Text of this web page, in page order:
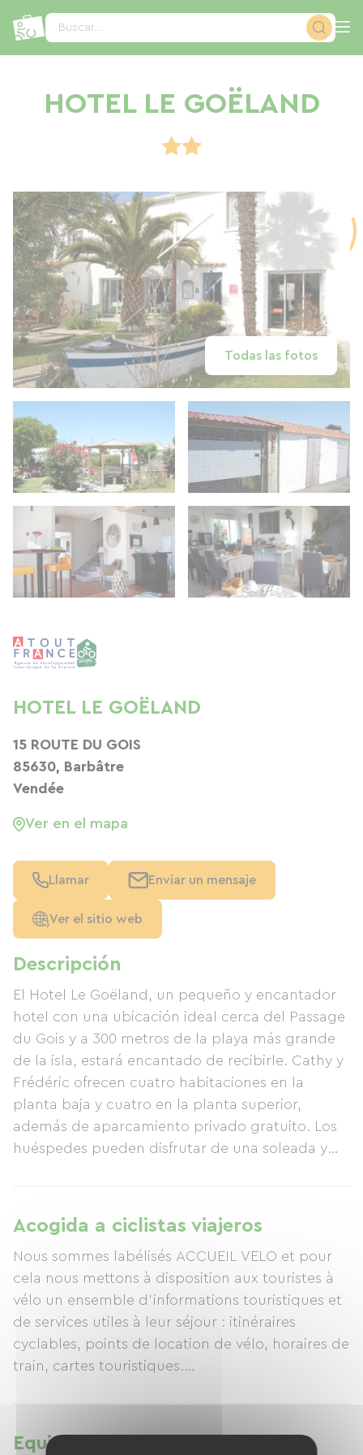
Buscar...
HOTEL LE GOËLAND
Todas las fotos
Descripción
El Hotel Le Goëland, un pequeño y encantador
hotel con una ubicación ideal cerca del Passage
du Gois y a 300 metros de la playa más grande
de la isla, estará encantado de recibirle. Cathy y
Frédéric ofrecen cuatro habitaciones en la
planta baja y cuatro en la planta superior,
además de aparcamiento privado gratuito. Los
huéspedes pueden disfrutar de una soleada y
hay conexión Wi-Fi gratuita. ¿Busca relajarse y
explorar? Le esperamos.
Acogida a ciclistas viajeros
Nous sommes labélisés ACCUEIL VELO et pour
cela nous mettons à disposition aux touristes à
vélo un ensemble d'informations touristiques et
de services utiles à leur séjour : itinéraires
cyclables, points de location de vélo, horaires de
train, cartes touristiques.
payant uniquement réservé aux cyclistes)
Au niveaux des équipements, nous mettons à
Equipamientos
HOTEL LE GOËLAND
15 ROUTE DU GOIS
85630, Barbâtre
Vendée
Ver en el mapa
Llamar Enviar un mensaje
Ver el sitio web
Panel de gestión de cookies